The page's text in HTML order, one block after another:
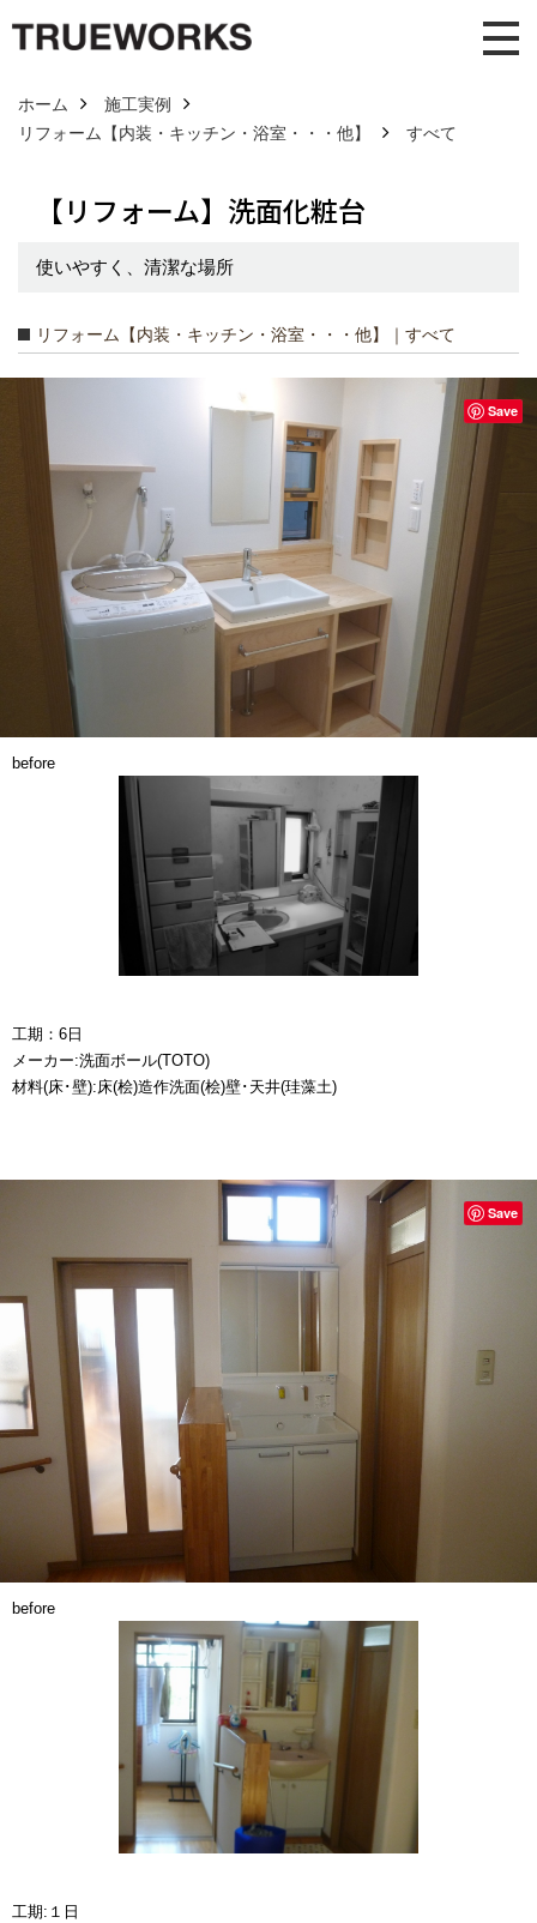
ホーム
施工実例
リフォーム【内装・キッチン・浴室・・・他】
すべて
【リフォーム】洗面化粧台
使いやすく、清潔な場所
リフォーム【内装・キッチン・浴室・・・他】｜すべて
before
工期：6日
メーカー:洗面ボール(TOTO)
材料(床･壁):床(桧)造作洗面(桧)壁･天井(珪藻土)
Save
before
工期:１日
Save